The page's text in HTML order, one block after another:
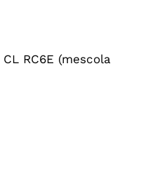
RC6E (mescola